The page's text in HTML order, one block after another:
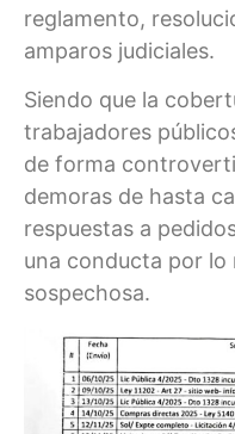
reglamento,
amparos judiciales.
Siendo que la
trabajadores
de forma
demoras de hasta
respuestas a
una conducta por lo
sospechosa.